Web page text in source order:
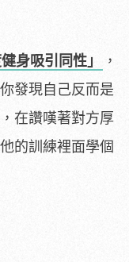
身吸引同性」
，
發現自己反而是
在讚嘆著對方厚
的訓練裡面學個